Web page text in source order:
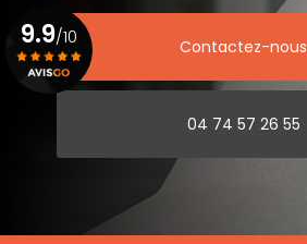
Contactez-nous
04 74 57 26 55
9.9/10